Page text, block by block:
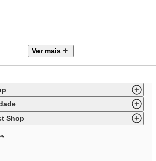
Multiuso Vermelho Glamour Inox Bugatti
Ver mais
Shop